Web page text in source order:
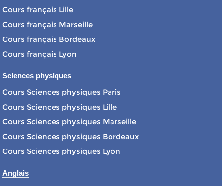
Cours français Lille
Cours français Marseille
Cours français Bordeaux
Cours français Lyon
Sciences physiques
Cours Sciences physiques Paris
Cours Sciences physiques Lille
Cours Sciences physiques Marseille
Cours Sciences physiques Bordeaux
Cours Sciences physiques Lyon
Anglais